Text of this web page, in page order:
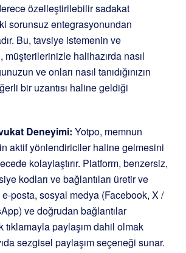
özelleştirilebilir sadakat
sorunsuz entegrasyonundan
Bu, tavsiye istemenin ve
halihazırda nasıl
ve onları nasıl tanıdığınızın
bir uzantısı haline geldiği
Deneyimi: Yotpo, memnun
aktif yönlendiriciler haline gelmesini
kolaylaştırır. Platform, benzersiz,
kodları ve bağlantıları üretir ve
posta, sosyal medya (Facebook, X /
ve doğrudan bağlantılar
tıklamayla paylaşım dahil olmak
sezgisel paylaşım seçeneği sunar.